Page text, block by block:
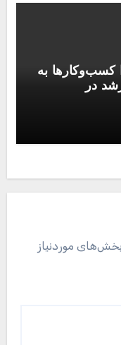
کسب‌وکارها به
در
بخش‌های موردنیاز